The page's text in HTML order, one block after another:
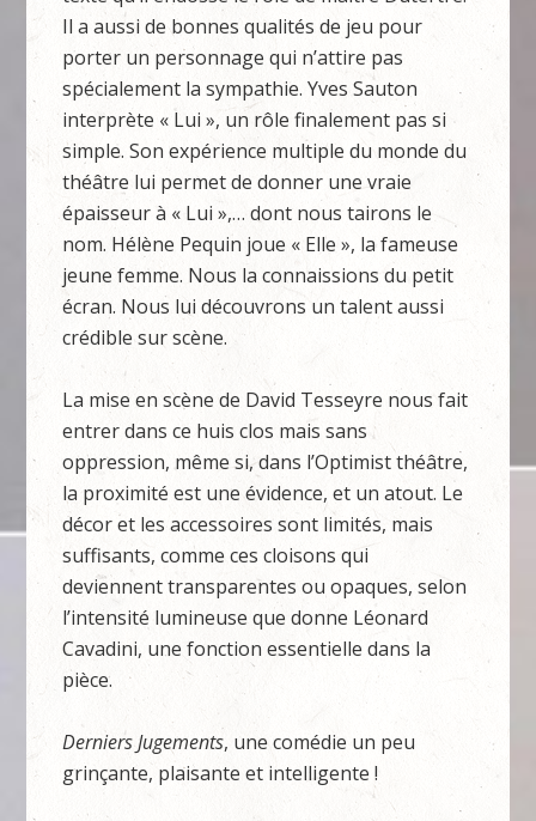
Il a aussi de bonnes qualités de jeu pour
porter un personnage qui n’attire pas
spécialement la sympathie. Yves Sauton
interprète « Lui », un rôle finalement pas si
simple. Son expérience multiple du monde du
théâtre lui permet de donner une vraie
épaisseur à « Lui »,… dont nous tairons le
nom. Hélène Pequin joue « Elle », la fameuse
jeune femme. Nous la connaissions du petit
écran. Nous lui découvrons un talent aussi
crédible sur scène.
La mise en scène de David Tesseyre nous fait
entrer dans ce huis clos mais sans
oppression, même si, dans l’Optimist théâtre,
la proximité est une évidence, et un atout. Le
décor et les accessoires sont limités, mais
suffisants, comme ces cloisons qui
deviennent transparentes ou opaques, selon
l’intensité lumineuse que donne Léonard
Cavadini, une fonction essentielle dans la
pièce.
Derniers Jugements, une comédie un peu
grinçante, plaisante et intelligente !